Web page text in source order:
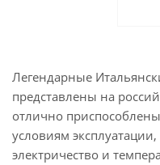
Легендарные
представлены на
отлично
условиям
электричество и